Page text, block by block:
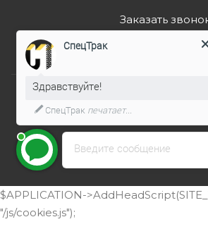
Заказать
$APPLICATION-
"/js/cookies.js");
Введите сообщение
СпецТрак
Здравствуйте!
СпецТрак печатает...